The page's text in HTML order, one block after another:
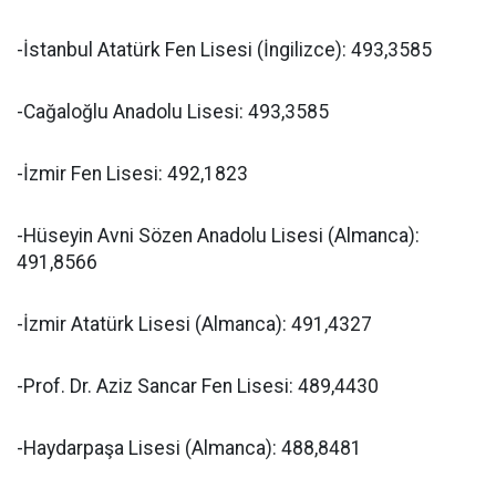
-İstanbul Atatürk Fen Lisesi (İngilizce): 493,3585
-Cağaloğlu Anadolu Lisesi: 493,3585
-İzmir Fen Lisesi: 492,1823
-Hüseyin Avni Sözen Anadolu Lisesi (Almanca):
491,8566
-İzmir Atatürk Lisesi (Almanca): 491,4327
-Prof. Dr. Aziz Sancar Fen Lisesi: 489,4430
-Haydarpaşa Lisesi (Almanca): 488,8481